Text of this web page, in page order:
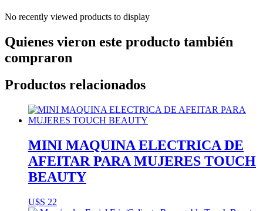
No recently viewed products to display
Quienes vieron este producto también
compraron
Productos relacionados
MINI MAQUINA ELECTRICA DE
AFEITAR PARA MUJERES TOUCH
BEAUTY
U$S 22